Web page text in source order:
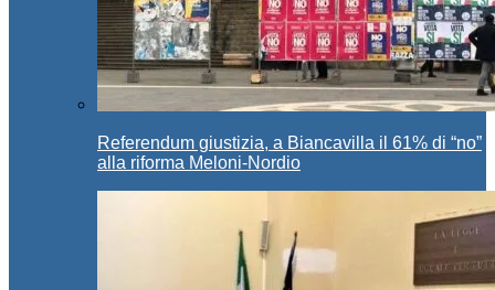
Referendum giustizia, a Biancavilla il 61% di “no”
alla riforma Meloni-Nordio